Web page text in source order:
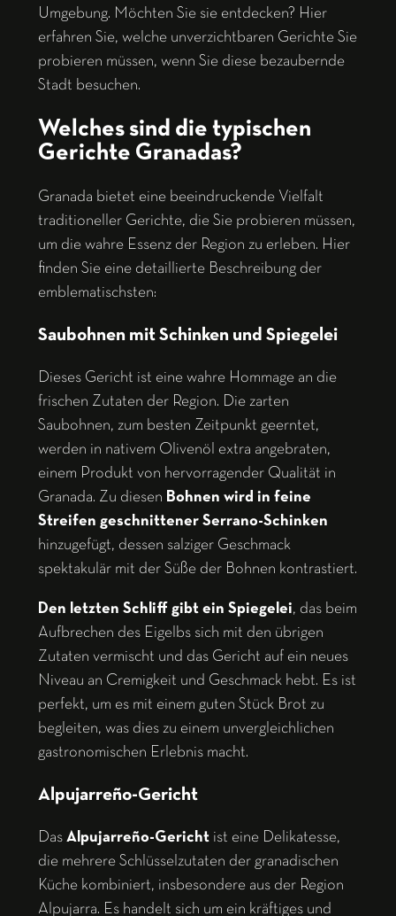
Umgebung. Möchten Sie sie entdecken? Hier
erfahren Sie, welche unverzichtbaren Gerichte Sie
probieren müssen, wenn Sie diese bezaubernde
Stadt besuchen.
Welches sind die typischen
Gerichte Granadas?
Granada bietet eine beeindruckende Vielfalt
traditioneller Gerichte, die Sie probieren müssen,
um die wahre Essenz der Region zu erleben. Hier
finden Sie eine detaillierte Beschreibung der
emblematischsten:
Saubohnen mit Schinken und Spiegelei
Dieses Gericht ist eine wahre Hommage an die
frischen Zutaten der Region. Die zarten
Saubohnen, zum besten Zeitpunkt geerntet,
werden in nativem Olivenöl extra angebraten,
einem Produkt von hervorragender Qualität in
Granada. Zu diesen Bohnen wird in feine
Streifen geschnittener Serrano-Schinken
hinzugefügt, dessen salziger Geschmack
spektakulär mit der Süße der Bohnen kontrastiert.
Den letzten Schliff gibt ein Spiegelei, das beim
Aufbrechen des Eigelbs sich mit den übrigen
Zutaten vermischt und das Gericht auf ein neues
Niveau an Cremigkeit und Geschmack hebt. Es ist
perfekt, um es mit einem guten Stück Brot zu
begleiten, was dies zu einem unvergleichlichen
gastronomischen Erlebnis macht.
Alpujarreño-Gericht
Das Alpujarreño-Gerichtist eine Delikatesse,
die mehrere Schlüsselzutaten der granadischen
Küche kombiniert, insbesondere aus der Region
Alpujarra. Es handelt sich um ein kräftiges und